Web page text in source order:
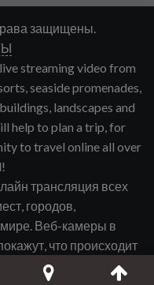
защищены.
streaming video from
seaside promenades,
landscapes and
help to plan a trip, for
to travel online all over
трансляция всех
городов,
мире. Веб-камеры в
что происходит
городе, курорте и